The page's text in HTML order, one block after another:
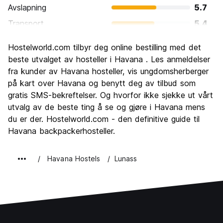
Avslapning
5.7
Transport
5.4
Kultur
9.1
Feste
6.6
Verdi for pengene
6.9
Hostelworld.com tilbyr deg online bestilling med det
beste utvalget av hosteller i Havana . Les anmeldelser
fra kunder av Havana hosteller, vis ungdomsherberger
på kart over Havana og benytt deg av tilbud som
gratis SMS-bekreftelser. Og hvorfor ikke sjekke ut vårt
utvalg av de beste ting å se og gjøre i Havana mens
du er der. Hostelworld.com - den definitive guide til
Havana backpackerhosteller.
Havana Hostels Lunass